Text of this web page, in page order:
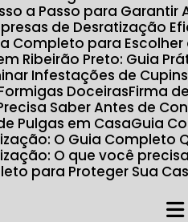
a Passo para Garantir
de Desratização
Completo para Escolher
Ribeirão Preto: Guia
Infestações de
Doceiras Firma
Saber Antes de
Pulgas em Casa
Guia
O Guia Completo
O que você
para Proteger Sua